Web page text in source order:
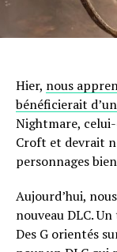
Hier, nous
bénéficierait
Nightmare,
Croft et devrait
personnages
Aujourd’hui,
nouveau DLC.
Des G orientés